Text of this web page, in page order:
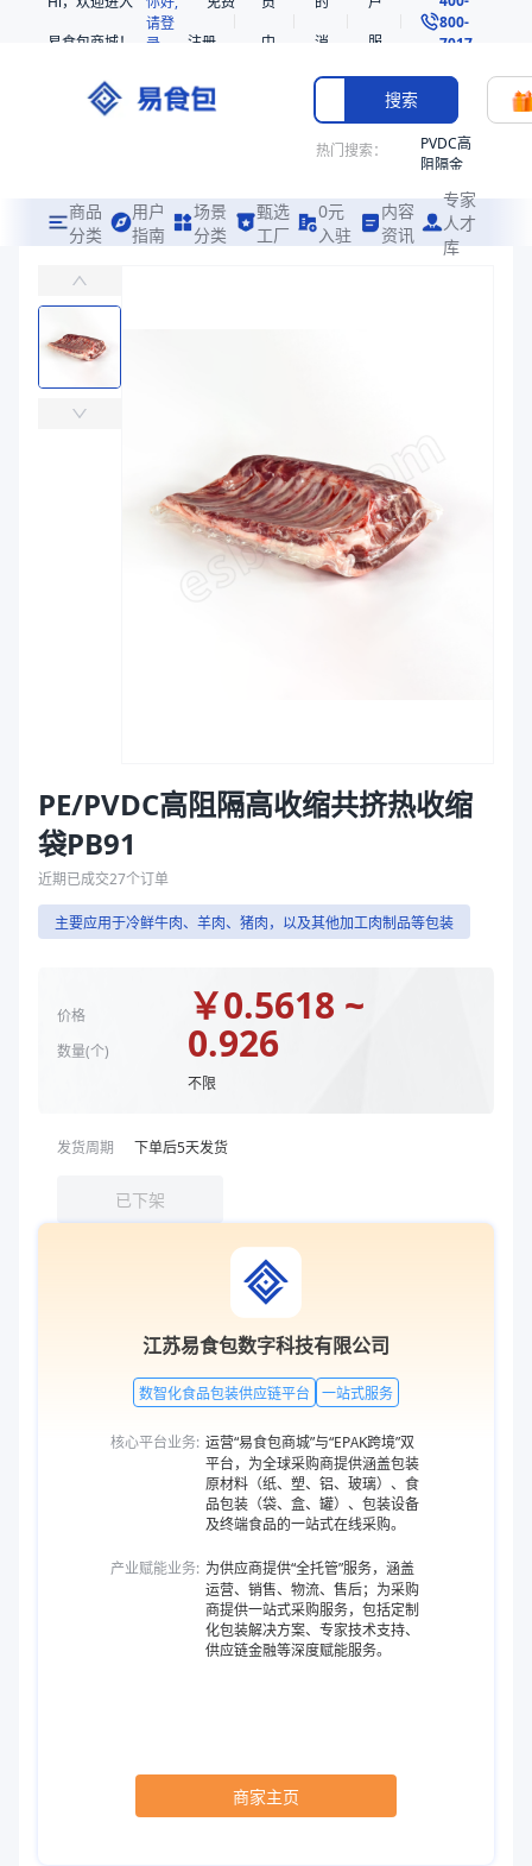
易食包商城！
请登
录
注册
中
消
息
服
务
800-
7017
搜索
热门搜索：
PVDC高
阻隔金
共挤热
收缩袋
热收缩
袋
商品
分类
用户
指南
场景
分类
甄选
工厂
0元
入驻
内容
资讯
专家
人才
库
主要应用于冷鲜牛肉、羊肉、猪肉，以及其他加工肉制品等包装
应用场景：主要应用于冷鲜牛肉、羊肉、猪肉，以及其他加工肉制品等
价格：￥0.5618 ~ ￥0.926
PE、PVDC
45
260、300
PE/PVDC高阻隔高收缩共挤热收缩
袋PB91
近期已成交27个订单
主要应用于冷鲜牛肉、羊肉、猪肉，以及其他加工肉制品等包装
价格
数量(个)
￥0.5618 ~
0.926
不限
发货周期 下单后5天发货
已下架
江苏易食包数字科技有限公司
数智化食品包装供应链平台 一站式服务
核心平台业务: 运营“易食包商城”与“EPAK跨境”双
平台，为全球采购商提供涵盖包装
原材料（纸、塑、铝、玻璃）、食
品包装（袋、盒、罐）、包装设备
及终端食品的一站式在线采购。
产业赋能业务: 为供应商提供“全托管”服务，涵盖
运营、销售、物流、售后；为采购
商提供一站式采购服务，包括定制
化包装解决方案、专家技术支持、
供应链金融等深度赋能服务。
商家主页